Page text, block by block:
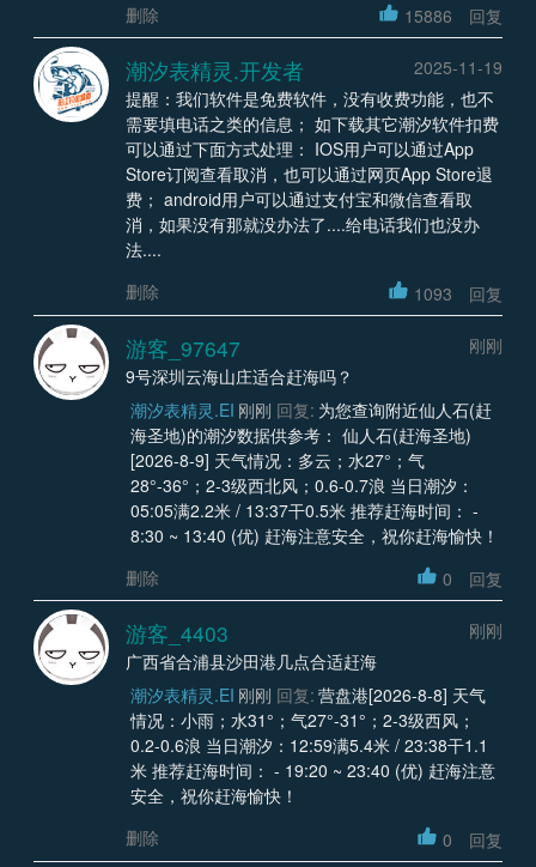
删除 15886 回复
潮汐表精灵.开发者
2025-11-19
提醒：我们软件是免费软件，没有收费功能，也不
需要填电话之类的信息； 如下载其它潮汐软件扣费
可以通过下面方式处理： IOS用户可以通过App
Store订阅查看取消，也可以通过网页App Store退
费； android用户可以通过支付宝和微信查看取
消，如果没有那就没办法了....给电话我们也没办
法....
删除
1093 回复
游客_97647
刚刚
9号深圳云海山庄适合赶海吗？
潮汐表精灵.EI 刚刚 回复: 为您查询附近仙人石(赶
海圣地)的潮汐数据供参考： 仙人石(赶海圣地)
[2026-8-9] 天气情况：多云；水27°；气
28°-36°；2-3级西北风；0.6-0.7浪 当日潮汐：
05:05满2.2米 / 13:37干0.5米 推荐赶海时间： -
8:30 ~ 13:40 (优) 赶海注意安全，祝你赶海愉快！
删除
0 回复
游客_4403
刚刚
广西省合浦县沙田港几点合适赶海
潮汐表精灵.EI 刚刚 回复: 营盘港[2026-8-8] 天气
情况：小雨；水31°；气27°-31°；2-3级西风；
0.2-0.6浪 当日潮汐：12:59满5.4米 / 23:38干1.1
米 推荐赶海时间： - 19:20 ~ 23:40 (优) 赶海注意
安全，祝你赶海愉快！
删除
0 回复